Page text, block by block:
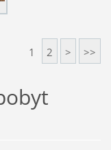
1 2 > >>